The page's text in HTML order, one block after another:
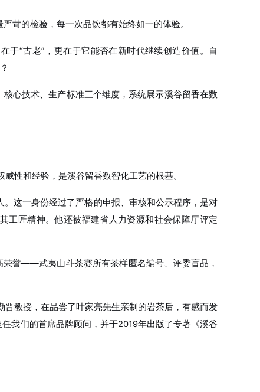
苛的检验，每一次品饮都有始终如一的体验。
于“古老”，更在于它能否在新时代继续创造价值。自
心技术、生产标准三个维度，系统展示溪谷留香在数
性和经验，是溪谷留香数智化工艺的根基。
这一身份经过了严格的申报、审核和公示程序，是对
工匠精神。他还被福建省人力资源和社会保障厅评定
荣誉——武夷山斗茶赛所有茶样匿名编号、评委盲品，
教授，在品尝了叶家亮先生亲制的岩茶后，有感而发
我们的首席品牌顾问，并于2019年出版了专著《溪谷